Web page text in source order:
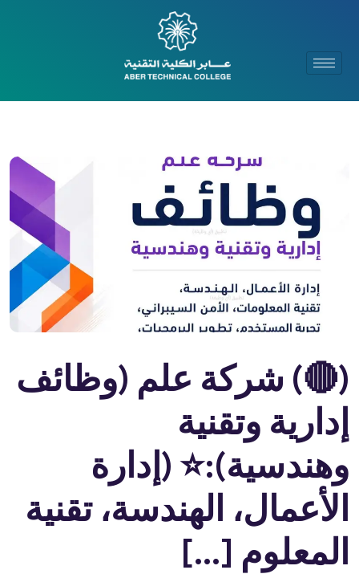
(🔴) شركة علم (وظائف
إدارية وتقنية
وهندسية):⭐️ (إدارة
الأعمال، الهندسة، تقنية
المعلوم […]